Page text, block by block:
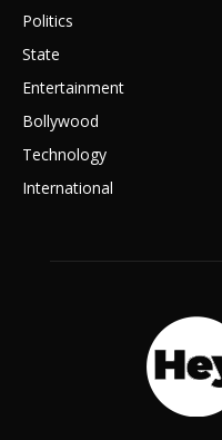
Politics
State
Entertainment
Bollywood
Technology
International